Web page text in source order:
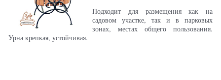
Подходит для размещения как на
садовом участке, так и в парковых
зонах, местах общего пользования.
Урна крепкая, устойчивая.